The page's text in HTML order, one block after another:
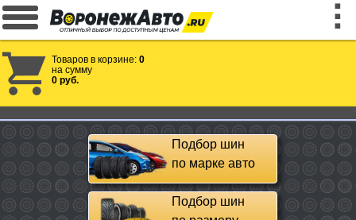
Товаров в корзине: 0
на сумму
0 руб.
Подбор шин
по марке авто
Подбор шин